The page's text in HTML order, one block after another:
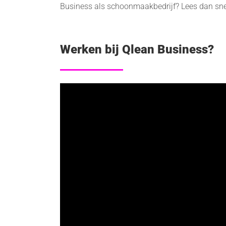
Business als schoonmaakbedrijf? Lees dan
Werken bij Qlean Business?